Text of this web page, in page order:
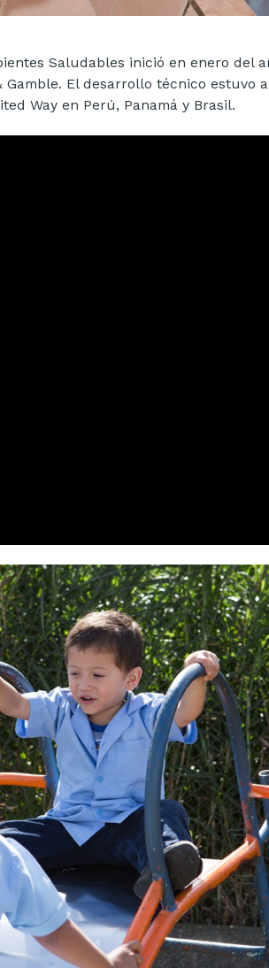
Saludables inició en enero del
El desarrollo técnico estuvo a
Way en Perú, Panamá y Brasil.